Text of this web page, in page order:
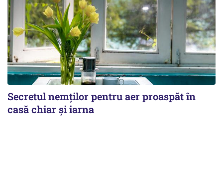
Secretul nemților pentru aer proaspăt în
casă chiar și iarna